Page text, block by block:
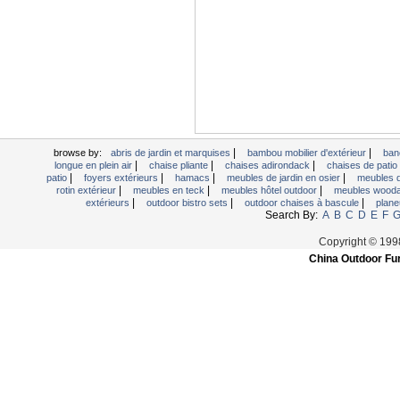
browse by: abris de jardin et marquises bambou mobilier d'extérieur
longue en plein air
chaise pliante chaises adirondack
chaises de
patio
foyers extérieurs hamacs meubles de jardin en osier
meubles
rotin extérieur
meubles en teck meubles hôtel outdoor
meubles
extérieurs
outdoor bistro sets outdoor chaises à bascule
Search By: A B C D E F G
Copyright ©
China Outdoor